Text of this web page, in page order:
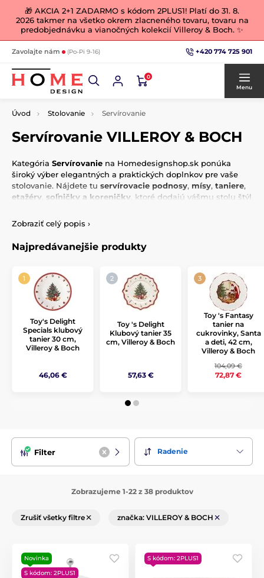
🎁 AKCIA 2+1 ZADARMO s kódom 2PLUS1! Platí do 31. 8.
2026 takmer na všetko okrem zlacneného tovaru, tovaru na
predobjednávku a vianočných kolekcií Villeroy & Boch. ✨
Zavolajte nám (Po-Pi 9-16) +420 774 725 901
0
Menu
Úvod Stolovanie Servírovanie
Servírovanie VILLEROY & BOCH
Kategória Servírovanie na Homedesignshop.sk ponúka
široký výber elegantných a praktických doplnkov pre vaše
stolovanie. Nájdete tu servírovacie podnosy, mísy, taniere,
etažéry soľničky a koreničky , ktoré dodajú vášmu stolu štýl
Produkty sú vyrobené z kvalitných materiálov, ako je
renomovaných značiek, ako súVilleroy & Boch
a kolekciám, ako sú
Toy's Delight, Country Lifeči
Spring
Bloom, si vyberiete ideálne kúsky pre každú príležitosť – od
každodenného stolovania až po slávnostné hostiny.
Zobraziť celý popis ›
Najpredávanejšie produkty
Toy's Delight
Specials klubový
tanier 30 cm,
Villeroy & Boch
46,06 €
Toy 's Delight
Klubový tanier 35
cm, Villeroy & Boch
57,63 €
Toy 's Fantasy
tanier na
cukrovinky, Santa
a deti, 42 cm,
Villeroy & Boch
104,09 €
72,87 €
Filter Radenie
Zobrazujeme 1-22 z 38 produktov
Zrušiť všetky filtre značka: VILLEROY & BOCH
Novinka
S kódom: 2PLUS1
S kódom: 2PLUS1